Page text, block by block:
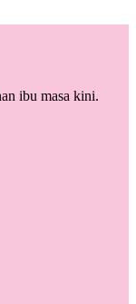
ibu masa kini.